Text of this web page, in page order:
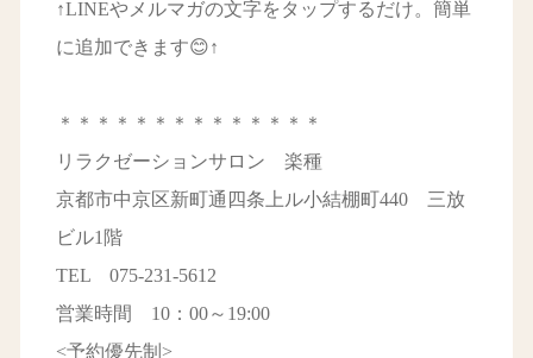
↑LINEやメルマガの文字をタップするだけ。簡単
に追加できます😊↑
＊＊＊＊＊＊＊＊＊＊＊＊＊＊
リラクゼーションサロン 楽種
京都市中京区新町通四条上ル小結棚町440 三放
ビル1階
TEL 075-231-5612
営業時間 10：00～19:00
<予約優先制>